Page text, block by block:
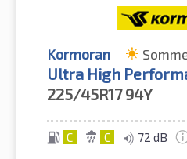
Kormoran
Ultra High
225/45R17 94Y
C C 72 dB